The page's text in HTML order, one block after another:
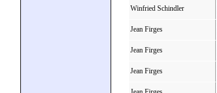
Winfried Schindler
Jean Firges
Jean Firges
Jean Firges